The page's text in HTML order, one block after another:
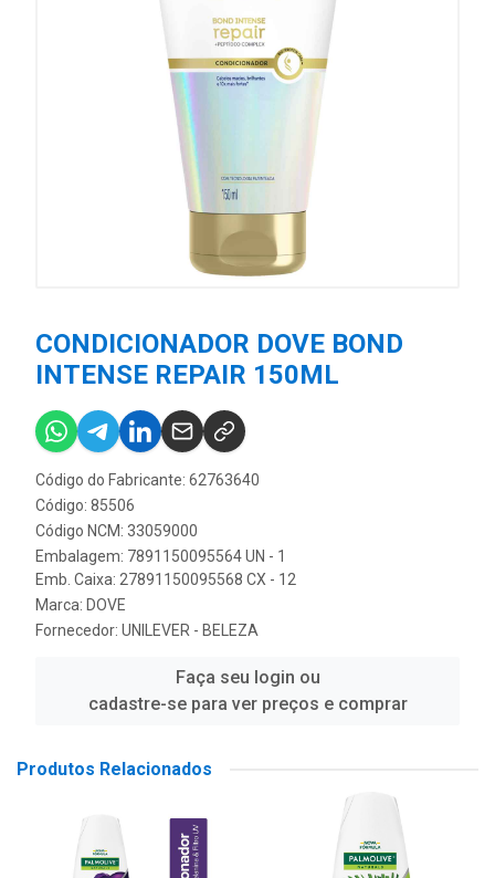
CONDICIONADOR DOVE BOND
INTENSE REPAIR 150ML
Código do Fabricante: 62763640
Código: 85506
Código NCM: 33059000
Embalagem: 7891150095564 UN - 1
Emb. Caixa: 27891150095568 CX - 12
Marca: DOVE
Fornecedor: UNILEVER - BELEZA
Faça seu login ou
cadastre-se para ver preços e comprar
Produtos Relacionados